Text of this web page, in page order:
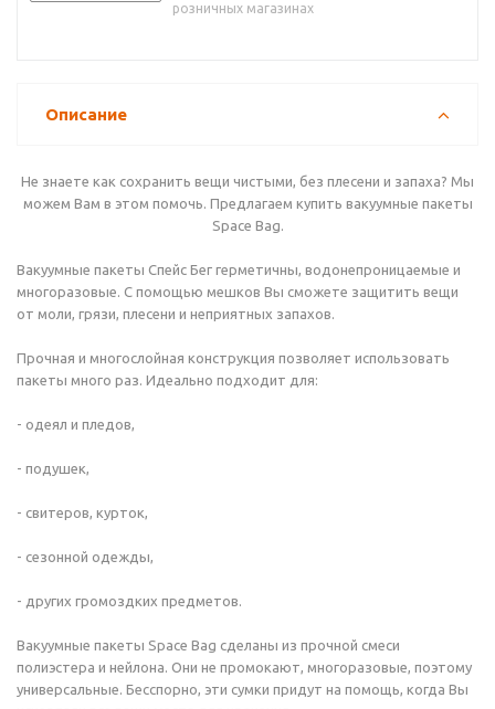
розничных магазинах
Описание
Не знаете как сохранить вещи чистыми, без плесени и запаха? Мы
можем Вам в этом помочь. Предлагаем купить вакуумные пакеты
Space Bag.
Вакуумные пакеты Спейс Бег герметичны, водонепроницаемые и
многоразовые. С помощью мешков Вы сможете защитить вещи
от моли, грязи, плесени и неприятных запахов.
Прочная и многослойная конструкция позволяет использовать
пакеты много раз. Идеально подходит для:
- одеял и пледов,
- подушек,
- свитеров, курток,
- сезонной одежды,
- других громоздких предметов.
Вакуумные пакеты Space Bag сделаны из прочной смеси
полиэстера и нейлона. Они не промокают, многоразовые, поэтому
универсальные. Бесспорно, эти сумки придут на помощь, когда Вы